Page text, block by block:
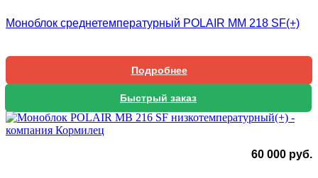
Моноблок среднетемпературный POLAIR ММ 218 SF(+)
Подробнее
Быстрый заказ
60 000 руб.